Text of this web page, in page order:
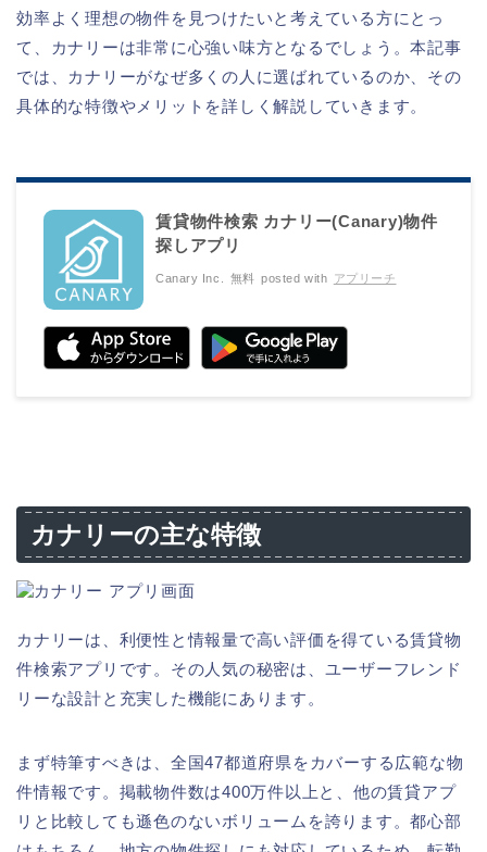
効率よく理想の物件を見つけたいと考えている方にとっ
て、カナリーは非常に心強い味方となるでしょう。本記事
では、カナリーがなぜ多くの人に選ばれているのか、その
具体的な特徴やメリットを詳しく解説していきます。
賃貸物件検索 カナリー(Canary‪)‪‬‬物件
探しアプリ
Canary Inc. 無料 posted with アプリーチ
カナリーの主な特徴
カナリーは、利便性と情報量で高い評価を得ている賃貸物
件検索アプリです。その人気の秘密は、ユーザーフレンド
リーな設計と充実した機能にあります。
まず特筆すべきは、全国47都道府県をカバーする広範な物
件情報です。掲載物件数は400万件以上と、他の賃貸アプ
リと比較しても遜色のないボリュームを誇ります。都心部